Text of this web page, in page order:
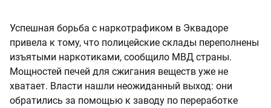
Успешная борьба с наркотрафиком в Эквадоре
привела к тому, что полицейские склады переполнены
изъятыми наркотиками, сообщило МВД страны.
Мощностей печей для сжигания веществ уже не
хватает. Власти нашли неожиданный выход: они
обратились за помощью к заводу по переработке